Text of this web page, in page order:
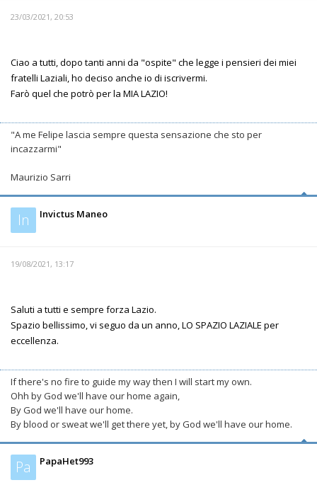
23/03/2021, 20:53
Ciao a tutti, dopo tanti anni da "ospite" che legge i pensieri dei miei
fratelli Laziali, ho deciso anche io di iscrivermi.
Farò quel che potrò per la MIA LAZIO!
"A me Felipe lascia sempre questa sensazione che sto per
incazzarmi"
Maurizio Sarri
In Invictus Maneo
19/08/2021, 13:17
Saluti a tutti e sempre forza Lazio.
Spazio bellissimo, vi seguo da un anno, LO SPAZIO LAZIALE per
eccellenza.
If there's no fire to guide my way then I will start my own.
Ohh by God we'll have our home again,
By God we'll have our home.
By blood or sweat we'll get there yet, by God we'll have our home.
Pa PapaHet993